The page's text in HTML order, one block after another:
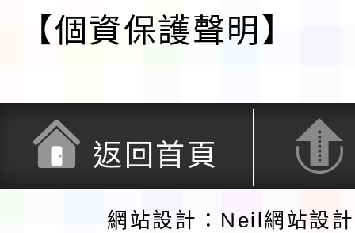
【個資保護聲明】
返回首頁
網站設計：Neil網站設